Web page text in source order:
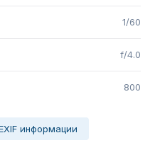
1/60
f/4.0
800
информации